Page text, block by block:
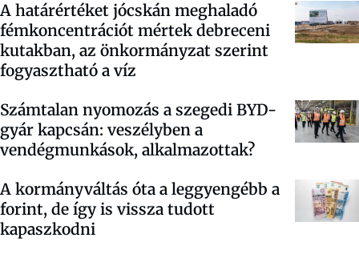
A határértéket jócskán meghaladó
fémkoncentrációt mértek debreceni
kutakban, az önkormányzat szerint
fogyasztható a víz
Számtalan nyomozás a szegedi BYD-
gyár kapcsán: veszélyben a
vendégmunkások, alkalmazottak?
A kormányváltás óta a leggyengébb a
forint, de így is vissza tudott
kapaszkodni